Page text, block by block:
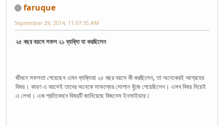
faruque
September 29, 2014, 11:07:35 AM
২৫ বছর বয়সে সফল ২১ ব্যক্তি যা করছিলেন
জীবনে সফলতা পেয়েছেন এমন ব্যক্তিরা ২৫ বছর বয়সে কী করছিলেন, তা অনেকেরই আগ্রহের
বিষয়। কারণ এ বয়সেই তাদের অনেকে সাফল্যের সোপান খুঁজে পেয়েছিলেন। এসব বিষয় নিয়েই
এ লেখা। এক প্রতিবেদনে বিষয়টি জানিয়েছে বিজনেস ইনসাইডার।